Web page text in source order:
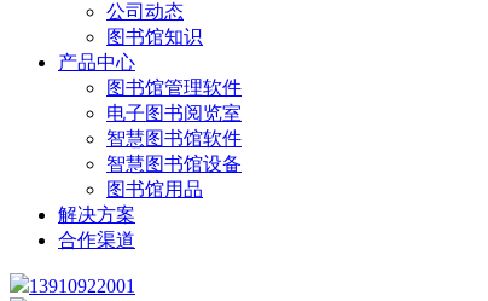
公司动态
图书馆知识
产品中心
图书馆管理软件
电子图书阅览室
智慧图书馆软件
智慧图书馆设备
图书馆用品
解决方案
合作渠道
13910922001